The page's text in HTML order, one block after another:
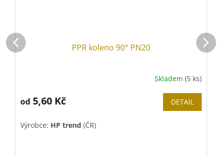
PPR koleno 90° PN20
Skladem (5 ks)
od 5,60 Kč DETAIL
Výrobce: HP trend (ČR)